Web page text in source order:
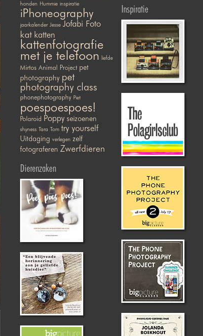
honden Hummie inspiratie
iPhoneography
jaarkalender Jesse Jofabi Foto
kat katten
kattenfotografie
met je telefoon liefde
Mirtos Animal Project pet
photography pet
photography class
phonephotography Piet
poespoespoes!
Polaroid Poppy seizoenen
shyness Tara Tom try yourself
Uitdaging verlegen zelf
fotograferen Zwerfdieren
Dierenzaken
Inspiratie